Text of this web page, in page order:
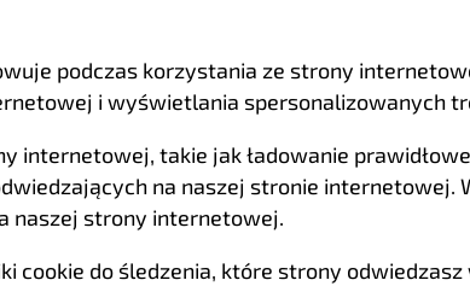
podczas korzystania ze strony
i wyświetlania spersonalizowanych
internetowej, takie jak ładowanie
na naszej stronie internetowej.
naszej strony internetowej.
do śledzenia, które strony odwiedzasz